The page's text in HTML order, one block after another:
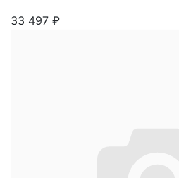
33 497 ₽